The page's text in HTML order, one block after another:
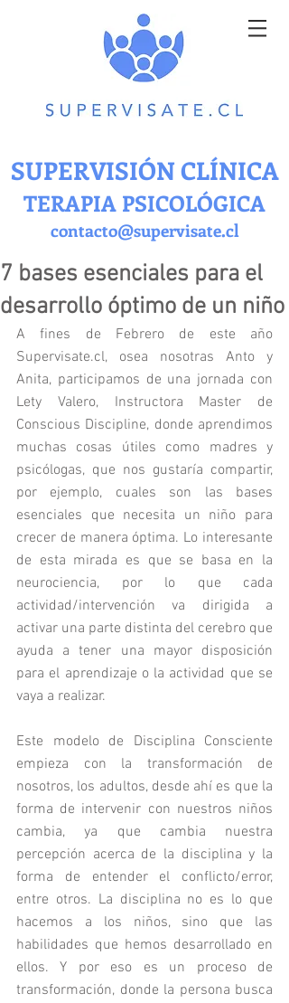
SUPERVISIÓN CLÍNICA
TERAPIA PSICOLÓGICA
contacto@supervisate.cl
7 bases esenciales para el
desarrollo óptimo de un niño
A fines de Febrero de este año
Supervisate.cl, osea nosotras Anto y
Anita, participamos de una jornada con
Lety Valero, Instructora Master de
Conscious Discipline, donde aprendimos
muchas cosas útiles como madres y
psicólogas, que nos gustaría compartir,
por ejemplo, cuales son las bases
esenciales que necesita un niño para
crecer de manera óptima. Lo interesante
de esta mirada es que se basa en la
neurociencia, por lo que cada
actividad/intervención va dirigida a
activar una parte distinta del cerebro que
ayuda a tener una mayor disposición
para el aprendizaje o la actividad que se
vaya a realizar.
Este modelo de Disciplina Consciente
empieza con la transformación de
nosotros, los adultos, desde ahí es que la
forma de intervenir con nuestros niños
cambia, ya que cambia nuestra
percepción acerca de la disciplina y la
forma de entender el conflicto/error,
entre otros. La disciplina no es lo que
hacemos a los niños, sino que las
habilidades que hemos desarrollado en
ellos. Y por eso es un proceso de
transformación, donde la persona busca